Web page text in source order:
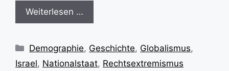
Weiterlesen …
Kategorien
Demographie, Geschichte, Globalismus,
Israel, Nationalstaat, Rechtsextremismus